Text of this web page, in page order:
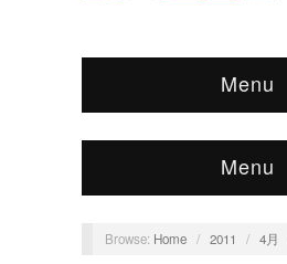
Menu
Menu
Browse: Home / 2011 / 4月